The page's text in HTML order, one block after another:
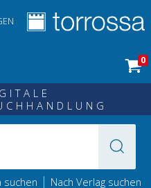
0
suchen | Nach Verlag suchen